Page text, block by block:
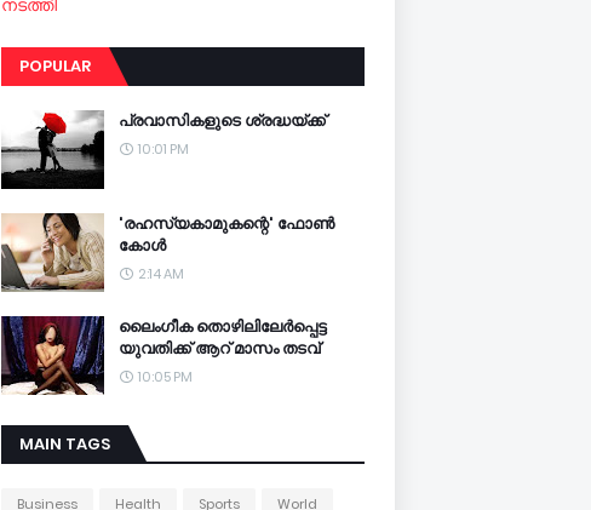
നടത്തി
POPULAR
പ്രവാസികളുടെ ശ്രദ്ധയ്ക്ക്
10:01 PM
'രഹസ്യകാമുകന്റെ' ഫോണ്‍
കോള്‍
2:14 AM
ലൈംഗീക തൊഴിലിലേര്‍പ്പെട്ട
യുവതിക്ക് ആറ് മാസം തടവ്
10:05 PM
MAIN TAGS
Business Health Sports World